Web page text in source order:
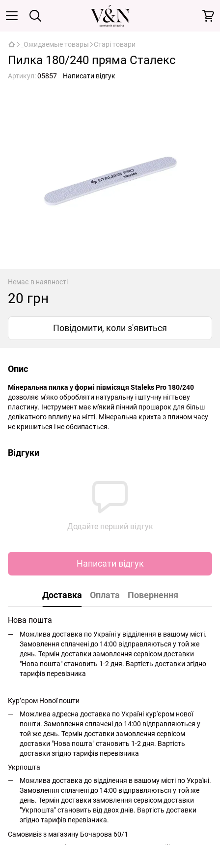
_Ожидаемые товары Старі товари
Пилка 180/240 пряма Сталекс
Артикул:05857 Написати відгук
Немає в наявності
20 грн
Повідомити, коли з'явиться
Опис
Мінеральна пилка у формі півмісяця Staleks Pro 180/240
дозволяє м'яко обробляти натуральну і штучну нігтьову
пластину. Інструмент має м'який пінний прошарок для більш
делікатного впливу на нігті. Мінеральна крихта з плином часу
не кришиться і не обсипається.
Відгуки
Додайте перший відгук
Написати відгук
Доставка Оплата Повернення
Нова пошта
Можлива доставка по Україні у відділення в вашому місті.
Замовлення сплачені до 14:00 відправляються у той же
день. Термін доставки замовлення сервісом доставки
"Нова пошта" становить 1-2 дня. Вартість доставки згідно
тарифів перевізника
Кур’єром Нової пошти
Можлива адресна доставка по Україні кур'єром нової
пошти. Замовлення сплачені до 14:00 відправляються у
той же день. Термін доставки замовлення сервісом
доставки "Нова пошта" становить 1-2 дня. Вартість
доставки згідно тарифів перевізника
Укрпошта
Можлива доставка до відділення в вашому місті по Україні.
Замовлення сплачені до 14:00 відправляються у той же
день. Термін доставки замовлення сервісом доставки
"Укрпошта" становить від двох днів. Вартість доставки
згідно тарифів перевізника.
Самовивіз з магазину Бочарова 60/1